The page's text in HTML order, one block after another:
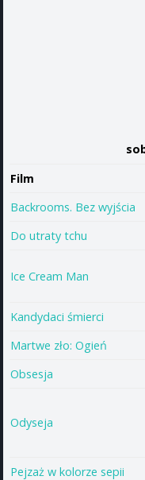
Film
Backrooms. Bez wyjścia
Do utraty tchu
Ice Cream Man
Kandydaci śmierci
Martwe zło: Ogień
Obsesja
Odyseja
Pejzaż w kolorze sepii